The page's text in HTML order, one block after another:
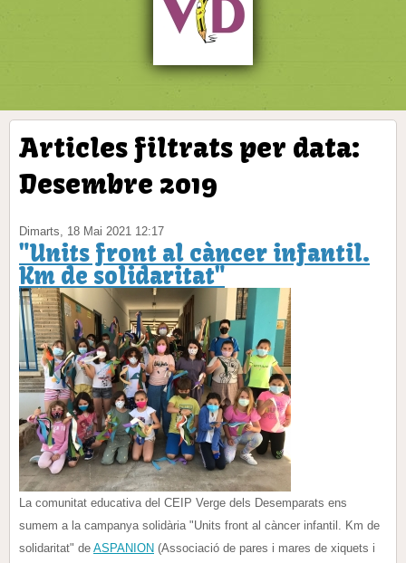
Articles filtrats per data:
Desembre 2019
Dimarts, 18 Mai 2021 12:17
"Units front al càncer infantil.
Km de solidaritat"
La comunitat educativa del CEIP Verge dels Desemparats ens
sumem a la campanya solidària "Units front al càncer infantil. Km de
solidaritat" de ASPANION (Associació de pares i mares de xiquets i